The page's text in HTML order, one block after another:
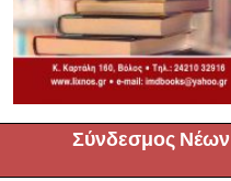
Σύνδεσμος Νέων